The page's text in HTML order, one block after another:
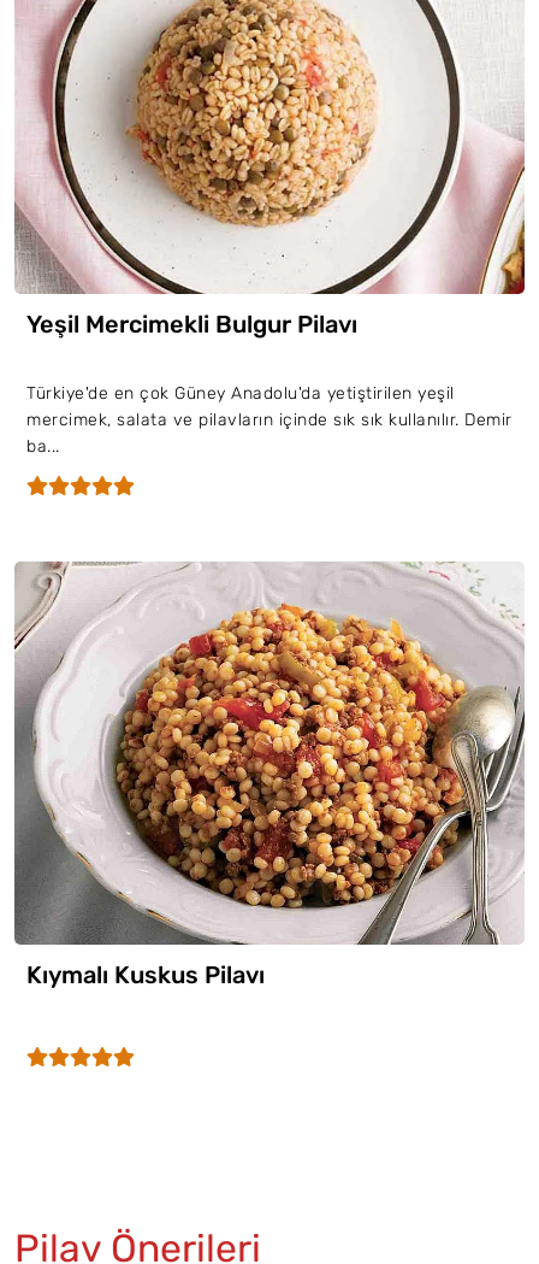
Yeşil Mercimekli Bulgur Pilavı
Türkiye'de en çok Güney Anadolu'da yetiştirilen yeşil
mercimek, salata ve pilavların içinde sık sık kullanılır. Demir
ba...
Kıymalı Kuskus Pilavı
Pilav Önerileri